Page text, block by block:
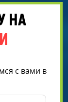
НА
с вами в